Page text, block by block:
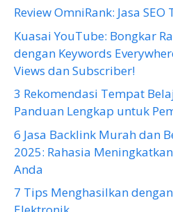
Review OmniRank: Jasa
Kuasai YouTube: Bongkar
dengan Keywords
Views dan Subscriber!
3 Rekomendasi Tempat
Panduan Lengkap untuk
6 Jasa Backlink Murah dan
2025: Rahasia
Anda
7 Tips Menghasilkan